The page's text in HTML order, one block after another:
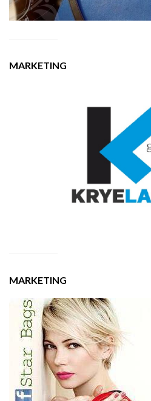
MARKETING
MARKETING